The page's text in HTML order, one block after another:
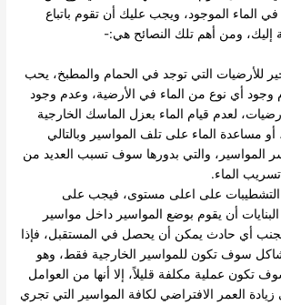
الماء الموجود، ويجب عليك أن تقوم باتباع
إليك، ومن أهم تلك النصائح هي:-
للأرضيات التي توجد في الحمام والمطبخ، يحب
وجود أي نوع من الماء في الأرضية، وعدم وجود
لعدم قيام الماء بعزل الماسك الخارجية
مساعدة الماء على تلف المواسير وبالتالي
المواسير، والتي بدورها سوف تسبب العديد من
الماء.
التشطيبات على اعلى مستوى، فيجب على
أن يقوم بوضع المواسير داخل مواسير
أي حادث يمكن أن يحصل في المستقبل، فإذا
سوف تكون للمواسير الخارجية فقط، وهو
تكون عملية مكلفة قليلاً، إلا أنها من العوامل
زيادة العمر الافتراضي لكافة المواسير التي تجري